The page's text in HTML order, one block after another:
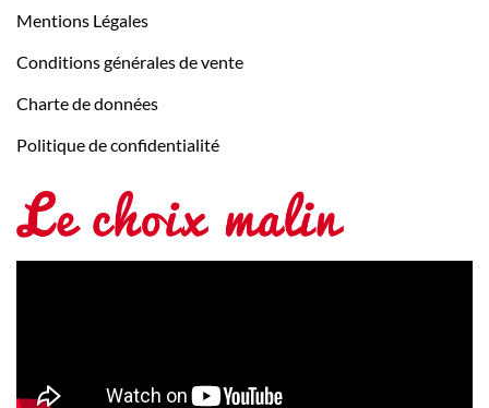
Mentions Légales
Conditions générales de vente
Charte de données
Politique de confidentialité